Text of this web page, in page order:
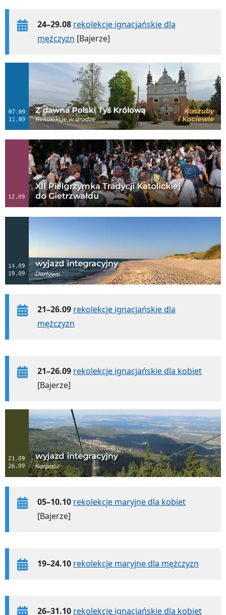
24–29.08 rekolekcje ignacjańskie dla
mężczyzn [Bajerze]
21–26.09 rekolekcje ignacjańskie dla
mężczyzn
21–26.09 rekolekcje ignacjańskie dla kobiet
[Bajerze]
05–10.10 rekolekcje maryjne dla kobiet
[Bajerze]
19–24.10 rekolekcje maryjne dla mężczyzn
26–31.10 rekolekcje ignacjańskie dla kobiet